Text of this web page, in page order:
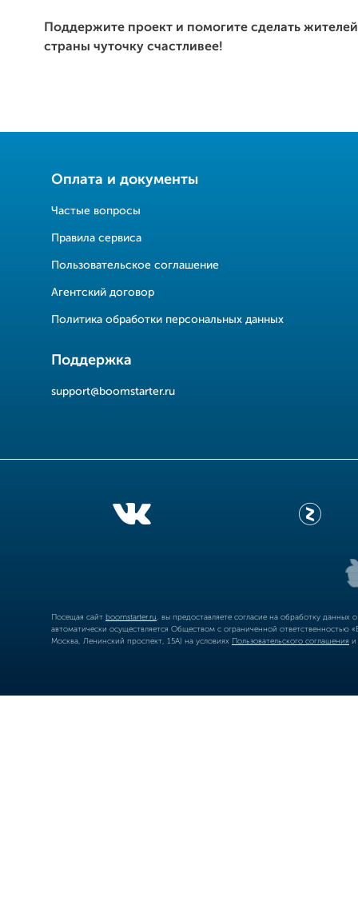
Поддержите проект и помогите сделать
страны чуточку счастливее!
Оплата и документы
Частые вопросы
Правила сервиса
Пользовательское соглашение
Агентский договор
Политика обработки персональных данных
Поддержка
support@boomstarter.ru
Посещая сайт boomstarter.ru , вы предоставляете согласие на обработку
автоматически осуществляется Обществом с ограниченной
Москва, Ленинский проспект, 15А) на условиях Пользовательского соглашения и